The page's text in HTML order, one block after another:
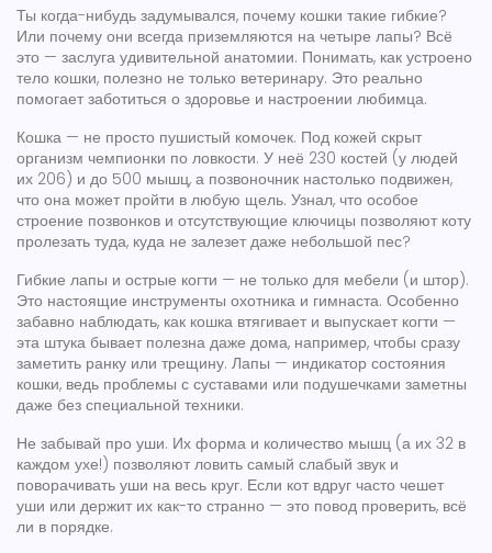
Ты когда-нибудь задумывался, почему кошки такие гибкие?
Или почему они всегда приземляются на четыре лапы? Всё
это — заслуга удивительной анатомии. Понимать, как устроено
тело кошки, полезно не только ветеринару. Это реально
помогает заботиться о здоровье и настроении любимца.
Кошка — не просто пушистый комочек. Под кожей скрыт
организм чемпионки по ловкости. У неё 230 костей (у людей
их 206) и до 500 мышц, а позвоночник настолько подвижен,
что она может пройти в любую щель. Узнал, что особое
строение позвонков и отсутствующие ключицы позволяют коту
пролезать туда, куда не залезет даже небольшой пес?
Гибкие лапы и острые когти — не только для мебели (и штор).
Это настоящие инструменты охотника и гимнаста. Особенно
забавно наблюдать, как кошка втягивает и выпускает когти —
эта штука бывает полезна даже дома, например, чтобы сразу
заметить ранку или трещину. Лапы — индикатор состояния
кошки, ведь проблемы с суставами или подушечками заметны
даже без специальной техники.
Не забывай про уши. Их форма и количество мышц (а их 32 в
каждом ухе!) позволяют ловить самый слабый звук и
поворачивать уши на весь круг. Если кот вдруг часто чешет
уши или держит их как-то странно — это повод проверить, всё
ли в порядке.